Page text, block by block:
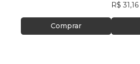
Comprar
R$ 31,16